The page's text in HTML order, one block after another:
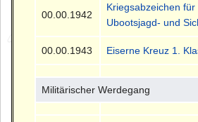
00.00.1942
Kriegsabzeichen für
Ubootsjagd- und
00.00.1943 Eiserne Kreuz 1.
Militärischer Werdegang